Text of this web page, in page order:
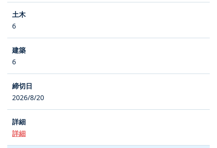
6
6
2026/8/20
詳細